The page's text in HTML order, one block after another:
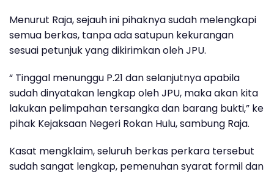
Menurut Raja, sejauh ini pihaknya sudah melengkapi
semua berkas, tanpa ada satupun kekurangan
sesuai petunjuk yang dikirimkan oleh JPU.
“ Tinggal menunggu P.21 dan selanjutnya apabila
sudah dinyatakan lengkap oleh JPU, maka akan kita
lakukan pelimpahan tersangka dan barang bukti,” ke
pihak Kejaksaan Negeri Rokan Hulu, sambung Raja.
Kasat mengklaim, seluruh berkas perkara tersebut
sudah sangat lengkap, pemenuhan syarat formil dan